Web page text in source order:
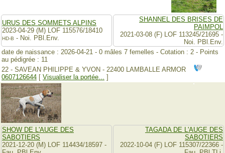
URUS DES SOMMETS ALPINS
2023-04-29 (M) LOF 115576/18410
HD-B - Noi. PBl.Env.
SHANNEL DES BRISES DE
PAIMPOL
2021-03-08 (F) LOF 113245/21695 -
Noi. PBl.Env.
date de naissance : 2026-04-21 - 0 mâles 7 femelles - Cotation : 2 - Points
au pédigrée : 11
22 - SAVEAN PHILIPPE & YVON - 22400 LAMBALLE ARMOR
0607126644 [ Visualiser la portée... ]
SHOW DE L'AUGE DES
SABOTIERS
2021-12-20 (M) LOF 114434/18597 -
TAGADA DE L'AUGE DES
SABOTIERS
2022-10-04 (F) LOF 115307/22366 -